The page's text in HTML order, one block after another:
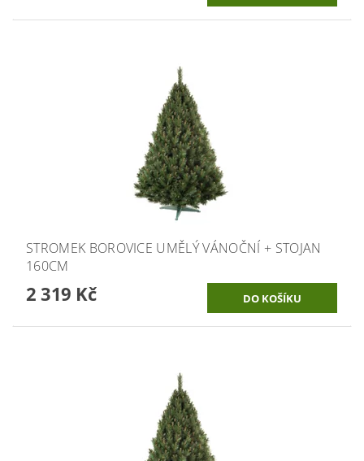
STROMEK BOROVICE UMĚLÝ VÁNOČNÍ + STOJAN
160CM
2 319 Kč